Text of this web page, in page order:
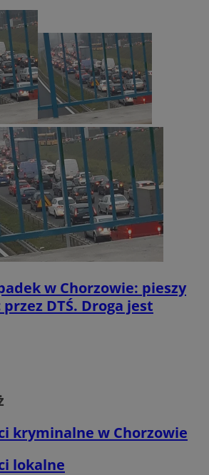
w Chorzowie: pieszy
DTŚ. Droga jest
kryminalne w Chorzowie
lokalne